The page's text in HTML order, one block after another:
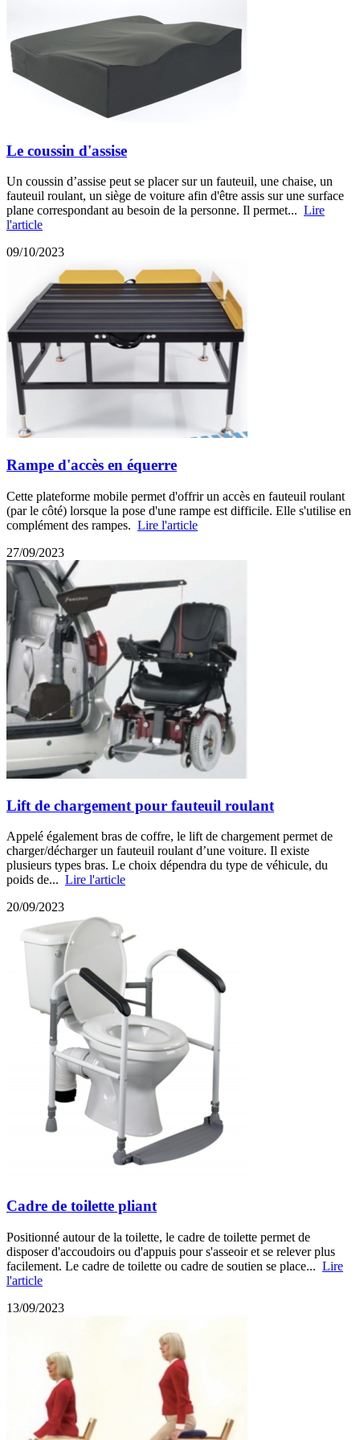
Le coussin d'assise
Un coussin d’assise peut se placer sur un fauteuil, une chaise, un
fauteuil roulant, un siège de voiture afin d'être assis sur une surface
plane correspondant au besoin de la personne. Il permet... Lire
l'article
09/10/2023
Rampe d'accès en équerre
Cette plateforme mobile permet d'offrir un accès en fauteuil roulant
(par le côté) lorsque la pose d'une rampe est difficile. Elle s'utilise en
complément des rampes. Lire l'article
27/09/2023
Lift de chargement pour fauteuil roulant
Appelé également bras de coffre, le lift de chargement permet de
charger/décharger un fauteuil roulant d’une voiture. Il existe
plusieurs types bras. Le choix dépendra du type de véhicule, du
poids de... Lire l'article
20/09/2023
Cadre de toilette pliant
Positionné autour de la toilette, le cadre de toilette permet de
disposer d'accoudoirs ou d'appuis pour s'asseoir et se relever plus
facilement. Le cadre de toilette ou cadre de soutien se place... Lire
l'article
13/09/2023